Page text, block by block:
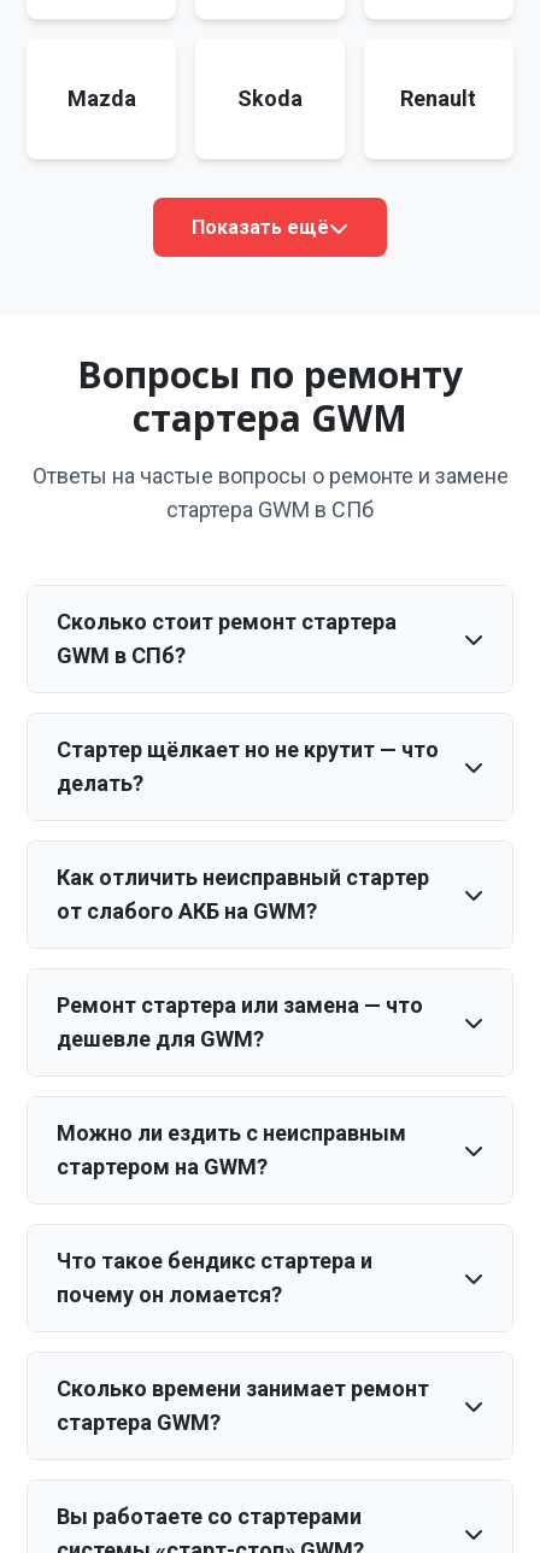
Mazda Skoda Renault
Показать ещё
Вопросы по ремонту
стартера GWM
Ответы на частые вопросы о ремонте и замене
стартера GWM в СПб
Сколько стоит ремонт стартера
GWM в СПб?
Стартер щёлкает но не крутит — что
делать?
Как отличить неисправный стартер
от слабого АКБ на GWM?
Ремонт стартера или замена — что
дешевле для GWM?
Можно ли ездить с неисправным
стартером на GWM?
Что такое бендикс стартера и
почему он ломается?
Сколько времени занимает ремонт
стартера GWM?
Вы работаете со стартерами